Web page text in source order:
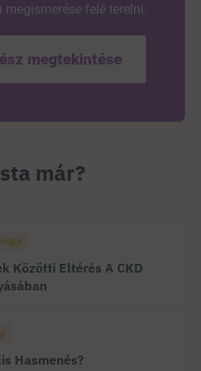
felé terelni.
megtekintése
már?
Közötti Eltérés A CKD
Hasmenés?